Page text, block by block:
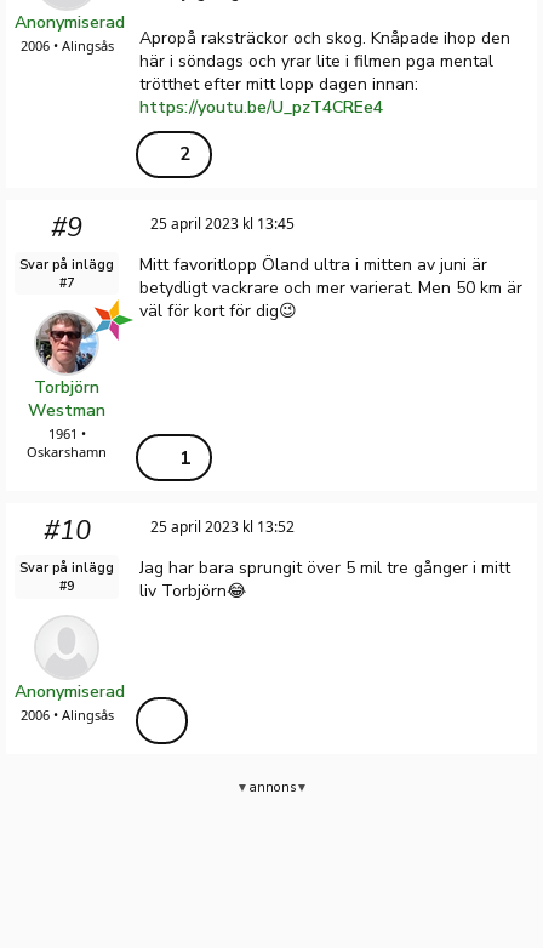
Anonymiserad
2006 • Alingsås
Apropå raksträckor och skog. Knåpade ihop den
här i söndags och yrar lite i filmen pga mental
trötthet efter mitt lopp dagen innan:
https://youtu.be/U_pzT4CREe4
2
#9
Svar på inlägg
#7
Torbjörn
Westman
1961 •
Oskarshamn
25 april 2023 kl 13:45
Mitt favoritlopp Öland ultra i mitten av juni är
betydligt vackrare och mer varierat. Men 50 km är
väl för kort för dig😉
1
#10
Svar på inlägg
#9
Anonymiserad
2006 • Alingsås
25 april 2023 kl 13:52
Jag har bara sprungit över 5 mil tre gånger i mitt
liv Torbjörn😂
annons